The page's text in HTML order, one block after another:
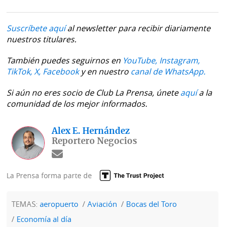
Suscríbete aquíal newsletter para recibir diariamente
nuestros titulares.
También puedes seguirnos en YouTube, Instagram,
TikTok, X, Facebooky en nuestro canal de WhatsApp.
Si aún no eres socio de Club La Prensa, úneteaquía la
comunidad de los mejor informados.
Alex E. Hernández
Reportero Negocios
La Prensa forma parte de
TEMAS:aeropuerto Aviación
Bocas del Toro
Economía al día